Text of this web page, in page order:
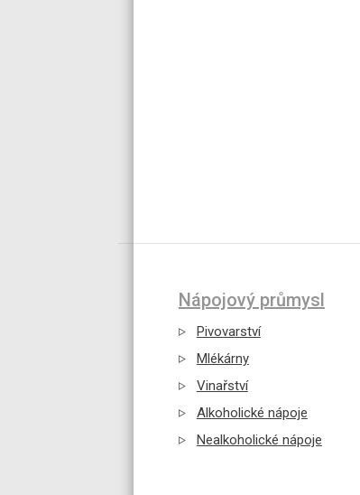
Nápojový průmysl
Pivovarství
Mlékárny
Vinařství
Alkoholické nápoje
Nealkoholické nápoje